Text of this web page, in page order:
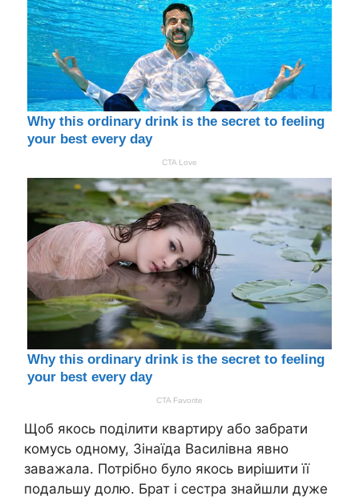
Щоб якось поділити квартиру або забрати
комусь одному, Зінаїда Василівна явно
заважала. Потрібно було якось вирішити її
подальшу долю. Брат і сестра знайшли дуже